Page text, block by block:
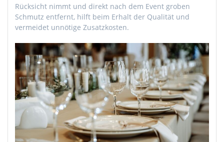
Rücksicht nimmt und direkt nach dem Event groben
Schmutz entfernt, hilft beim Erhalt der Qualität und
vermeidet unnötige Zusatzkosten.